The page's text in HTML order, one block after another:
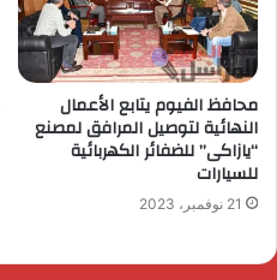
محافظ الفيوم يتابع الأعمال
النهائية لتوصيل المرافق لمصنع
“يازاكى” للضفائر الكهربائية
للسيارات
21 نوفمبر، 2023